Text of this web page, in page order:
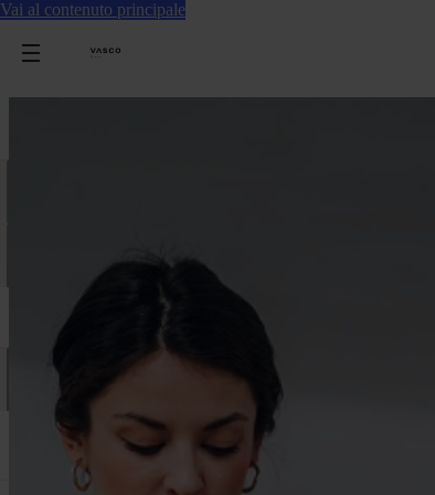
Vai al contenuto principale